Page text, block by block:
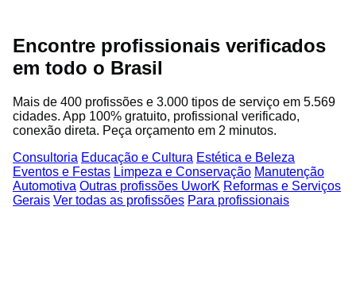
Encontre profissionais verificados
em todo o Brasil
Mais de 400 profissões e 3.000 tipos de serviço em 5.569
cidades. App 100% gratuito, profissional verificado,
conexão direta. Peça orçamento em 2 minutos.
Consultoria Educação e Cultura Estética e Beleza
Eventos e Festas Limpeza e Conservação Manutenção
Automotiva Outras profissões UworK Reformas e Serviços
Gerais Ver todas as profissões Para profissionais